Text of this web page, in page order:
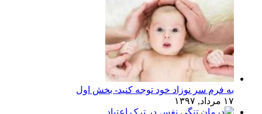
به فرم سر نوزاد خود توجه کنید- بخش اول
۱۷ مرداد, ۱۳۹۷